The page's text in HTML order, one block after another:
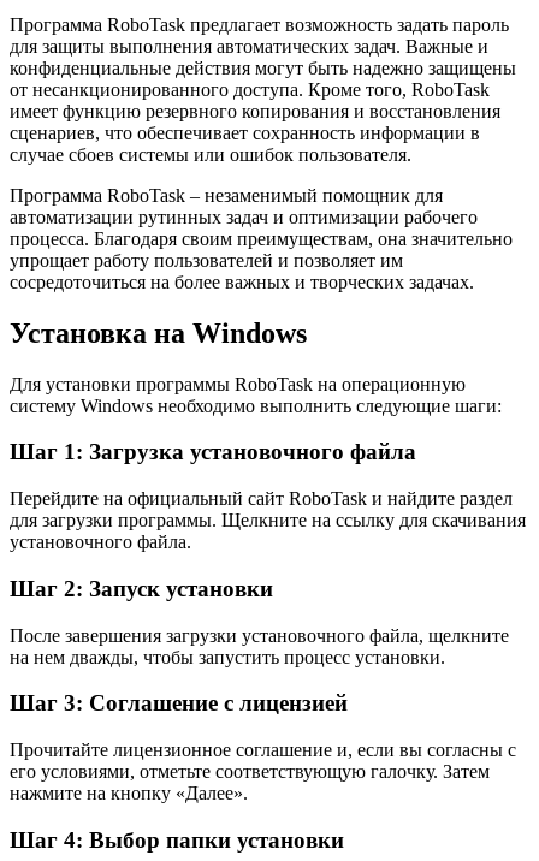
Программа RoboTask предлагает возможность задать пароль
для защиты выполнения автоматических задач. Важные и
конфиденциальные действия могут быть надежно защищены
от несанкционированного доступа. Кроме того, RoboTask
имеет функцию резервного копирования и восстановления
сценариев, что обеспечивает сохранность информации в
случае сбоев системы или ошибок пользователя.
Программа RoboTask – незаменимый помощник для
автоматизации рутинных задач и оптимизации рабочего
процесса. Благодаря своим преимуществам, она значительно
упрощает работу пользователей и позволяет им
сосредоточиться на более важных и творческих задачах.
Установка на Windows
Для установки программы RoboTask на операционную
систему Windows необходимо выполнить следующие шаги:
Шаг 1: Загрузка установочного файла
Перейдите на официальный сайт RoboTask и найдите раздел
для загрузки программы. Щелкните на ссылку для скачивания
установочного файла.
Шаг 2: Запуск установки
После завершения загрузки установочного файла, щелкните
на нем дважды, чтобы запустить процесс установки.
Шаг 3: Соглашение с лицензией
Прочитайте лицензионное соглашение и, если вы согласны с
его условиями, отметьте соответствующую галочку. Затем
нажмите на кнопку «Далее».
Шаг 4: Выбор папки установки